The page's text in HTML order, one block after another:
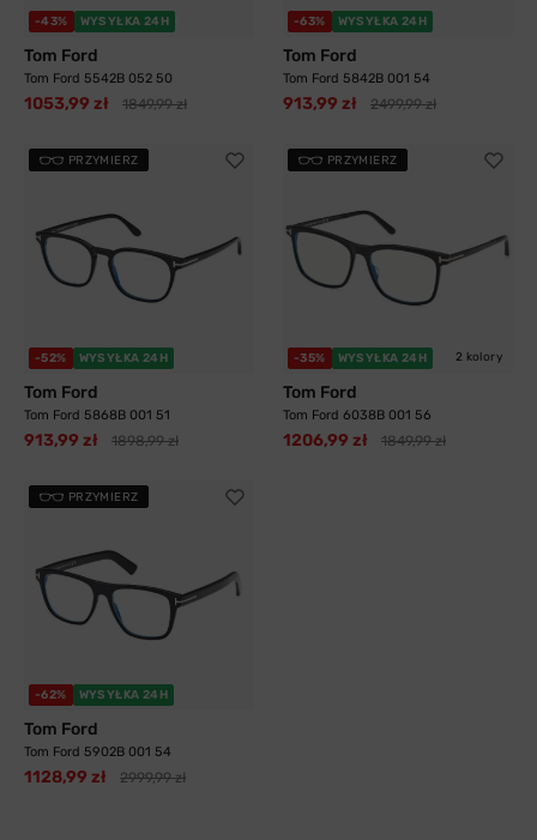
-43% WYSYŁKA 24H
Tom Ford
Tom Ford 5542B 052 50
1053,99 zł 1849,99 zł
-63% WYSYŁKA 24H
Tom Ford
Tom Ford 5842B 001 54
913,99 zł 2499,99 zł
PRZYMIERZ
-52% WYSYŁKA 24H
Tom Ford
Tom Ford 5868B 001 51
913,99 zł 1898,99 zł
PRZYMIERZ
-35% WYSYŁKA 24H 2 kolory
Tom Ford
Tom Ford 6038B 001 56
1206,99 zł 1849,99 zł
PRZYMIERZ
-62% WYSYŁKA 24H
Tom Ford
Tom Ford 5902B 001 54
1128,99 zł 2999,99 zł